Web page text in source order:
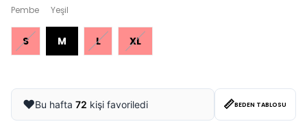
Pembe Yeşil
S M L XL
❤️Bu hafta 72 kişi favoriledi 📏BEDEN TABLOSU